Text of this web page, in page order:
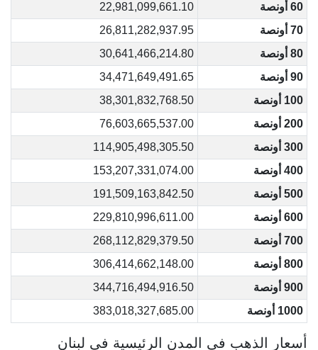
60 أونصة
22,981,099,661.10
70 أونصة
26,811,282,937.95
80 أونصة
30,641,466,214.80
90 أونصة
34,471,649,491.65
100 أونصة
38,301,832,768.50
200 أونصة
76,603,665,537.00
300 أونصة
114,905,498,305.50
400 أونصة
153,207,331,074.00
500 أونصة
191,509,163,842.50
600 أونصة
229,810,996,611.00
700 أونصة
268,112,829,379.50
800 أونصة
306,414,662,148.00
900 أونصة
344,716,494,916.50
1000 أونصة
383,018,327,685.00
أسعار الذهب في المدن الرئيسية في لبنان